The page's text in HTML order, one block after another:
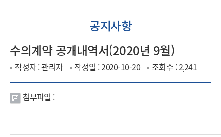
공지사항
수의계약 공개내역서(2020년 9월)
작성자 : 관리자 작성일 : 2020-10-20 조회수 : 2,241
첨
파
첨부파일 :